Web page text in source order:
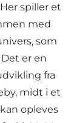
spiller et
med
som
er en
fra
midt i et
opleves